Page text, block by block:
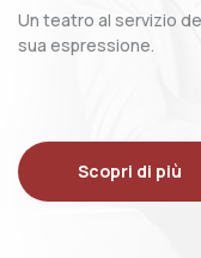
Un teatro al servizio
sua espressione.
Scopri di più